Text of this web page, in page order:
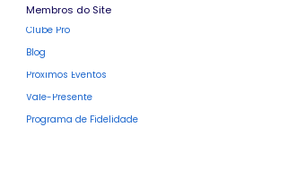
Membros do Site
Clube Pro
Blog
Próximos Eventos
Vale-Presente
Programa de Fidelidade